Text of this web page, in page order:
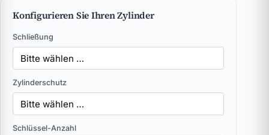
Konfigurieren Sie Ihren Zylinder
Schließung
Zylinderschutz
Schlüssel-Anzahl